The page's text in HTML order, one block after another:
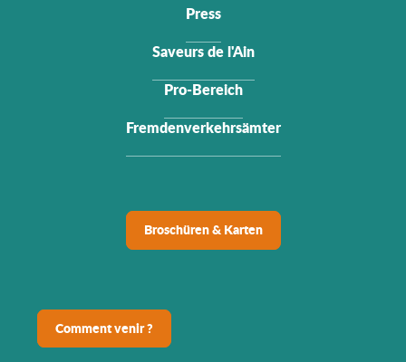
Press
Saveurs de l'Ain
Pro-Bereich
Fremdenverkehrsämter
Broschüren & Karten
Comment venir ?